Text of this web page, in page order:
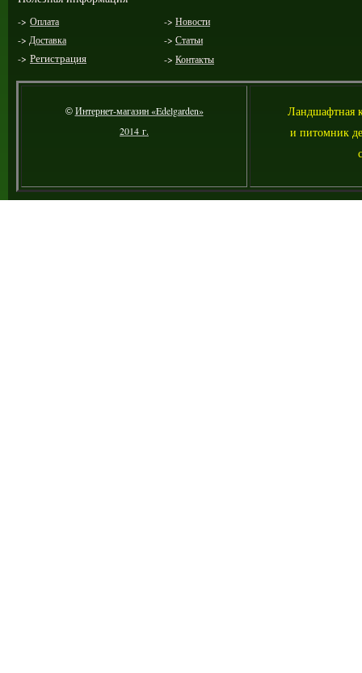
-> Оплата -> Новости
-> Доставка -> Статьи
-> Регистрация -> Контакты
© Интернет-магазин «Edelgarden»
2014 г.
Ландшафтная
и питомник